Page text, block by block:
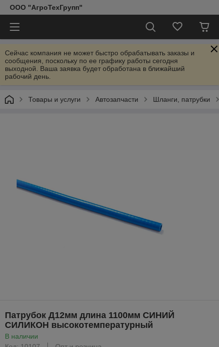
ООО "АгроТехГрупп"
Сейчас компания не может быстро обрабатывать заказы и
сообщения, поскольку по ее графику работы сегодня
выходной. Ваша заявка будет обработана в ближайший
рабочий день.
Товары и услуги Автозапчасти Шланги, патрубки
Патрубок Д12мм длина 1100мм СИНИЙ
СИЛИКОН высокотемпературный
В наличии